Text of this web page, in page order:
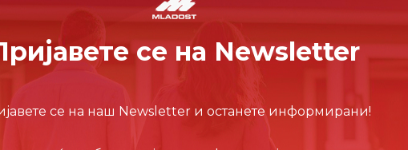
се на Newsletter
се на наш Newsletter и останете информирани!